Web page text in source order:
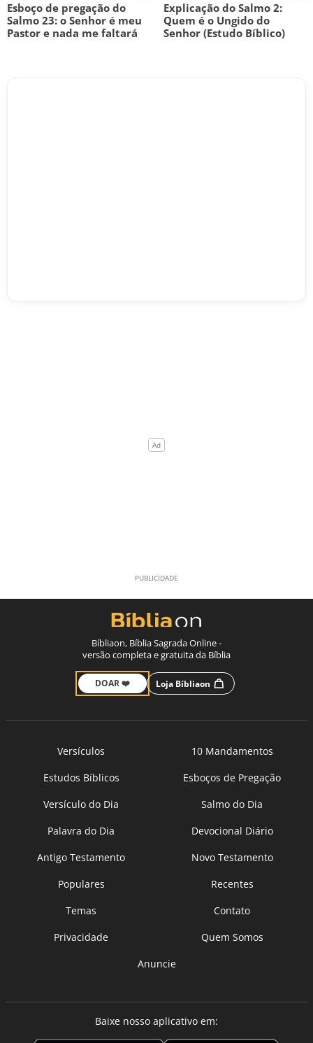
Esboço de pregação do
Salmo 23: o Senhor é meu
Pastor e nada me faltará
Explicação do Salmo 2:
Quem é o Ungido do
Senhor (Estudo Bíblico)
Bíbliaon, Bíblia Sagrada Online -
versão completa e gratuita da Bíblia
DOAR ❤️ Loja Bíbliaon
Versículos
10 Mandamentos
Estudos Bíblicos
Esboços de Pregação
Versículo do Dia
Salmo do Dia
Palavra do Dia
Devocional Diário
Antigo Testamento
Novo Testamento
Populares
Recentes
Temas
Contato
Privacidade
Quem Somos
Anuncie
Baixe nosso aplicativo em: